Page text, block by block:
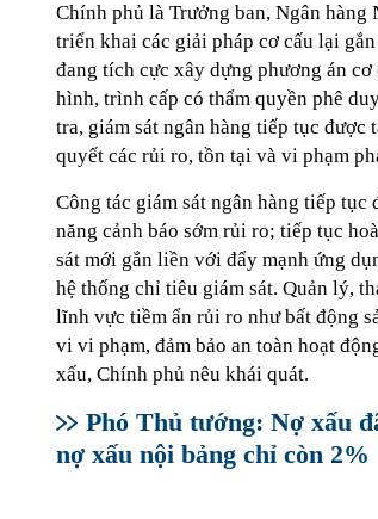
Chính phủ là Trưởng ban, Ngân
triển khai các giải pháp cơ cấu lại
đang tích cực xây dựng phương án
hình, trình cấp có thẩm quyền phê
tra, giám sát ngân hàng tiếp tục
quyết các rủi ro, tồn tại và vi phạm
Công tác giám sát ngân hàng tiếp
năng cảnh báo sớm rủi ro; tiếp tục
sát mới gắn liền với đẩy mạnh ứng
hệ thống chỉ tiêu giám sát. Quản lý,
lĩnh vực tiềm ẩn rủi ro như bất động
vi vi phạm, đảm bảo an toàn hoạt
xấu, Chính phủ nêu khái quát.
Phó Thủ tướng: Nợ xấu
nợ xấu nội bảng chỉ còn 2%